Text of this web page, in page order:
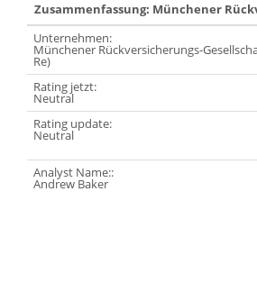
Zusammenfassung: Münchener
Unternehmen:
Münchener Rückversicherungs-
Re)
Rating jetzt:
Neutral
Rating update:
Neutral
Analyst Name::
Andrew Baker